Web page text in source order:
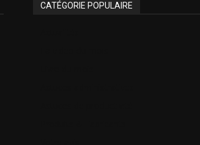
CATÉGORIE POPULAIRE